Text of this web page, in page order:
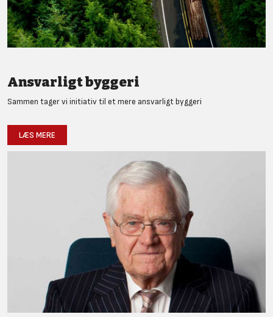
Ansvarligt byggeri
Sammen tager vi initiativ til et mere ansvarligt byggeri
LÆS MERE